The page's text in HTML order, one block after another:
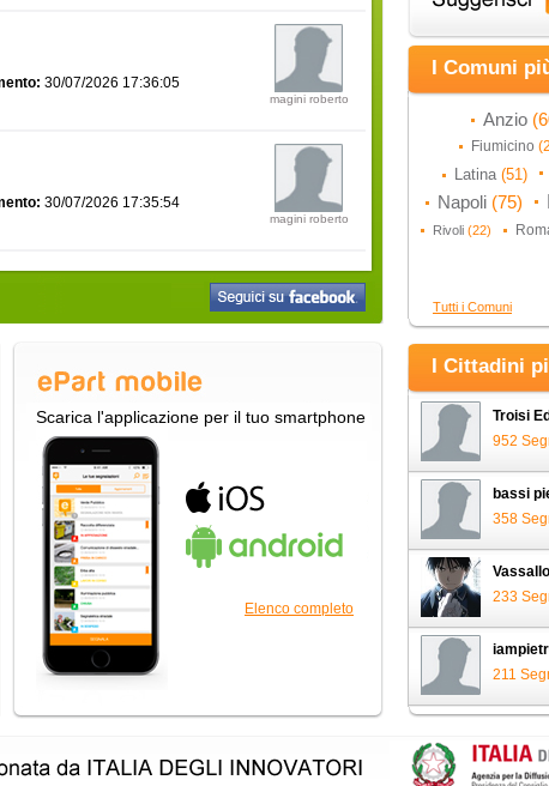
30/07/2026 17:36:05
magini roberto
30/07/2026 17:35:54
magini roberto
Scarica l'applicazione per il tuo smartphone
Elenco completo
I Comuni
Anzio
Fiumicino
Latina (51)
Napoli (75)
Rivoli (22)
Tutti i Comuni
I Cittadini
Troisi
952
bassi
358
233
211